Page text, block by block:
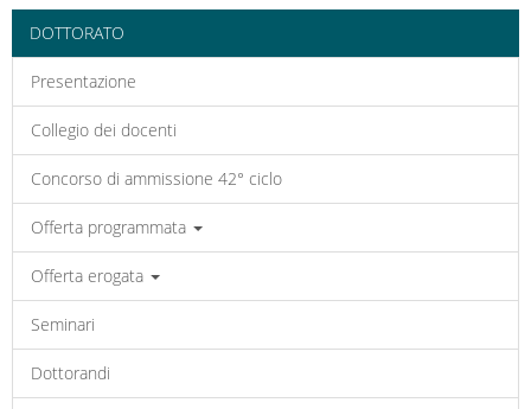
principale
DOTTORATO
Presentazione
Collegio dei docenti
Concorso di ammissione 42° ciclo
Offerta programmata
Offerta erogata
Seminari
Dottorandi